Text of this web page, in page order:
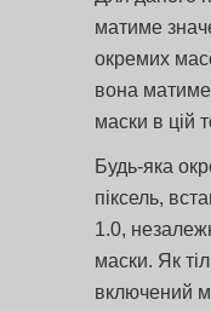
матиме
окремих
вона
маски в цій
Будь-яка
піксель,
1.0,
маски. Як
включений